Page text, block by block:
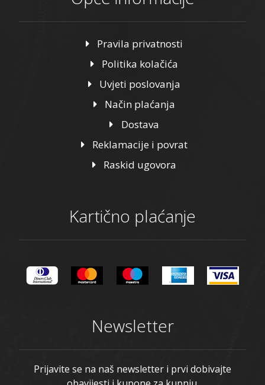
Pravila privatnosti
Politika kolačića
Uvjeti poslovanja
Način plaćanja
Dostava
Reklamacije i povrat
Raskid ugovora
Kartično plaćanje
Newsletter
Prijavite se na naš newsletter i prvi dobivajte